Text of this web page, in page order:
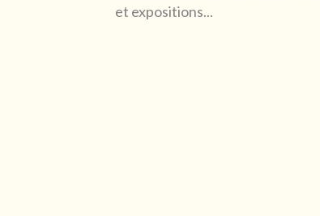
et expositions...